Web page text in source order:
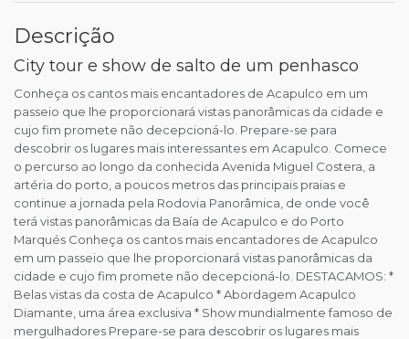
Descrição
City tour e show de salto de um penhasco
Conheça os cantos mais encantadores de Acapulco em um
passeio que lhe proporcionará vistas panorâmicas da cidade e
cujo fim promete não decepcioná-lo. Prepare-se para
descobrir os lugares mais interessantes em Acapulco. Comece
o percurso ao longo da conhecida Avenida Miguel Costera, a
artéria do porto, a poucos metros das principais praias e
continue a jornada pela Rodovia Panorâmica, de onde você
terá vistas panorâmicas da Baía de Acapulco e do Porto
Marqués Conheça os cantos mais encantadores de Acapulco
em um passeio que lhe proporcionará vistas panorâmicas da
cidade e cujo fim promete não decepcioná-lo. DESTACAMOS: *
Belas vistas da costa de Acapulco * Abordagem Acapulco
Diamante, uma área exclusiva * Show mundialmente famoso de
mergulhadores Prepare-se para descobrir os lugares mais